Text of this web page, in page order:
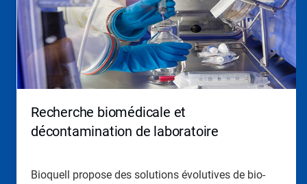
carrousel.
Utilisez
les
boutons
Page
suivante
Recherche biomédicale et
décontamination de laboratoire
Bioquell propose des solutions évolutives de bio-